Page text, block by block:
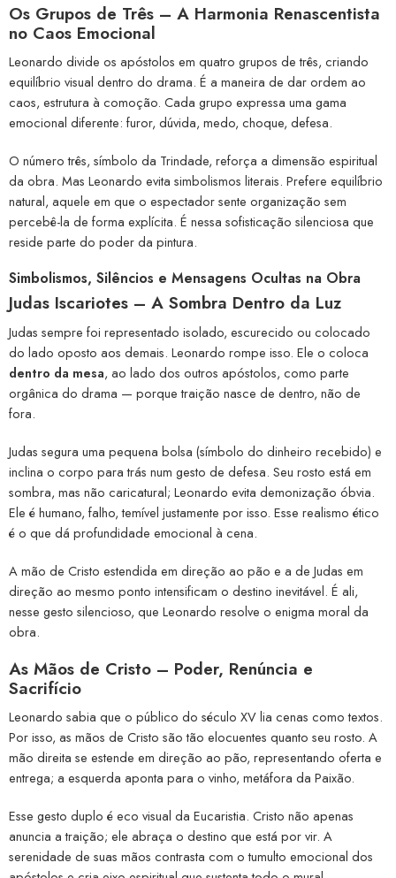
Os Grupos de Três – A Harmonia Renascentista
no Caos Emocional
Leonardo divide os apóstolos em quatro grupos de três, criando
equilíbrio visual dentro do drama. É a maneira de dar ordem ao
caos, estrutura à comoção. Cada grupo expressa uma gama
emocional diferente: furor, dúvida, medo, choque, defesa.
O número três, símbolo da Trindade, reforça a dimensão espiritual
da obra. Mas Leonardo evita simbolismos literais. Prefere equilíbrio
natural, aquele em que o espectador sente organização sem
percebê-la de forma explícita. É nessa sofisticação silenciosa que
reside parte do poder da pintura.
Simbolismos, Silêncios e Mensagens Ocultas na Obra
Judas Iscariotes – A Sombra Dentro da Luz
Judas sempre foi representado isolado, escurecido ou colocado
do lado oposto aos demais. Leonardo rompe isso. Ele o coloca
dentro da mesa, ao lado dos outros apóstolos, como parte
orgânica do drama — porque traição nasce de dentro, não de
fora.
Judas segura uma pequena bolsa (símbolo do dinheiro recebido) e
inclina o corpo para trás num gesto de defesa. Seu rosto está em
sombra, mas não caricatural; Leonardo evita demonização óbvia.
Ele é humano, falho, temível justamente por isso. Esse realismo ético
é o que dá profundidade emocional à cena.
A mão de Cristo estendida em direção ao pão e a de Judas em
direção ao mesmo ponto intensificam o destino inevitável. É ali,
nesse gesto silencioso, que Leonardo resolve o enigma moral da
obra.
As Mãos de Cristo – Poder, Renúncia e
Sacrifício
Leonardo sabia que o público do século XV lia cenas como textos.
Por isso, as mãos de Cristo são tão elocuentes quanto seu rosto. A
mão direita se estende em direção ao pão, representando oferta e
entrega; a esquerda aponta para o vinho, metáfora da Paixão.
Esse gesto duplo é eco visual da Eucaristia. Cristo não apenas
anuncia a traição; ele abraça o destino que está por vir. A
serenidade de suas mãos contrasta com o tumulto emocional dos